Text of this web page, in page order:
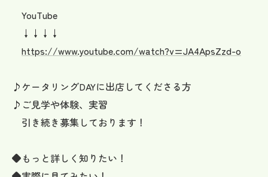
YouTube
↓↓↓↓
https://www.youtube.com/watch?v=JA4ApsZzd-o
♪ケータリングDAYに出店してくださる方
♪ご見学や体験、実習
引き続き募集しております！
◆もっと詳しく知りたい！